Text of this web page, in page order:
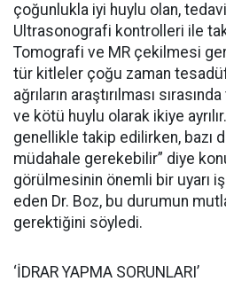
çoğunlukla iyi huylu olan,
Ultrasonografi kontrolleri ile
Tomografi ve MR çekilmesi
tür kitleler çoğu zaman
ağrıların araştırılması
ve kötü huylu olarak ikiye
genellikle takip edilirken, bazı
müdahale gerekebilir” diye
görülmesinin önemli bir uyarı
eden Dr. Boz, bu durumun
gerektiğini söyledi.
‘İDRAR YAPMA SORUNLARI’